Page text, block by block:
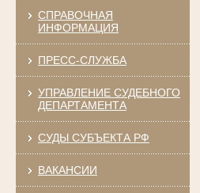
СПРАВОЧНАЯ
ИНФОРМАЦИЯ
ПРЕСС-СЛУЖБА
УПРАВЛЕНИЕ СУДЕБНОГО
ДЕПАРТАМЕНТА
СУДЫ СУБЪЕКТА РФ
ВАКАНСИИ